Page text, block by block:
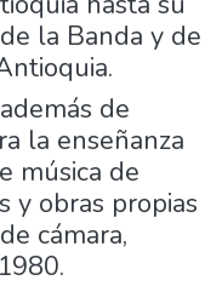
la Banda y de
de
la enseñanza
música de
y obras propias
cámara,